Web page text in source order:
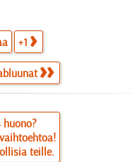
+1
huono?
teille.